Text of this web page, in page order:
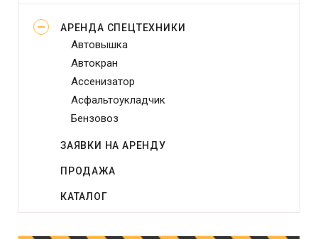
АРЕНДА СПЕЦТЕХНИКИ
Автовышка
Автокран
Ассенизатор
Асфальтоукладчик
Бензовоз
Виброплита
Генератор
Грейдер
ЗАЯВКИ НА АРЕНДУ
ПРОДАЖА
КАТАЛОГ